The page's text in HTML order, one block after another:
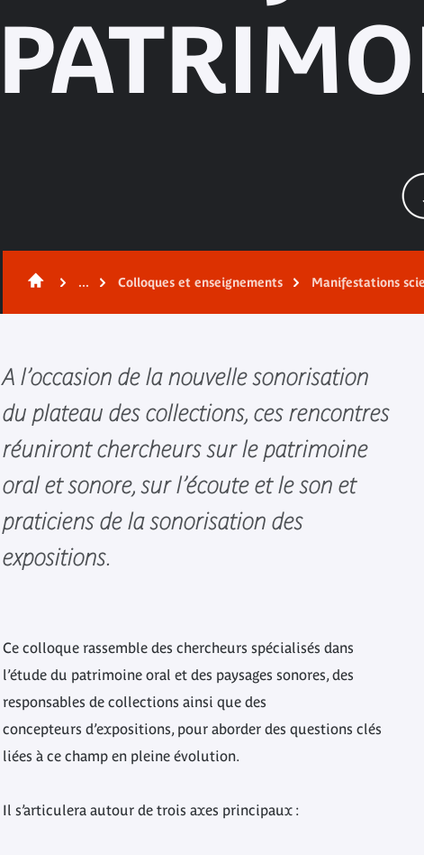
... Colloques et enseignements Manifestations
A l’occasion de la nouvelle sonorisation
du plateau des collections, ces rencontres
réuniront chercheurs sur le patrimoine
oral et sonore, sur l’écoute et le son et
praticiens de la sonorisation des
expositions.
Ce colloque rassemble des chercheurs spécialisés dans
l’étude du patrimoine oral et des paysages sonores, des
responsables de collections ainsi que des
concepteurs d’expositions, pour aborder des questions clés
liées à ce champ en pleine évolution.
Il s’articulera autour de trois axes principaux :